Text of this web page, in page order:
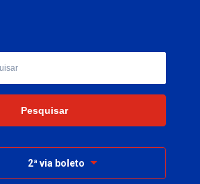
2ª via boleto